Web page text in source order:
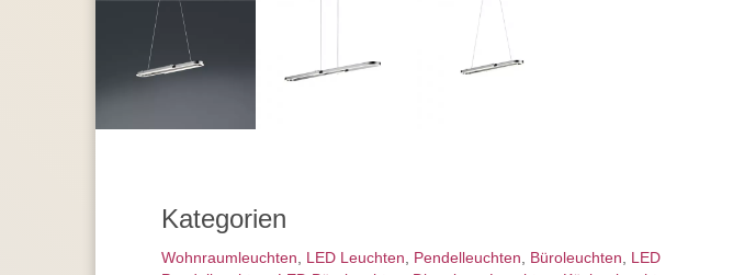
Kategorien
Wohnraum­leuchten, LED Leuchten, Pendel­leuchten, Büroleuchten, LED